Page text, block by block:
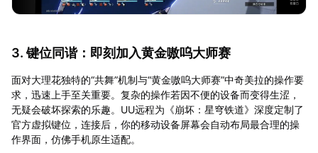
3. 键位同谐：即刻加入黄金嗷呜大师赛
面对大理花独特的“共舞”机制与“黄金嗷呜大师赛”中奇美拉的操作要
求，迅速上手至关重要。复杂的操作若因不便的设备而变得生涩，
无疑会破坏探索的乐趣。UU远程为《崩坏：星穹铁道》深度定制了
官方虚拟键位，连接后，你的移动设备屏幕会自动布局最合理的操
作界面，仿佛手机原生适配。